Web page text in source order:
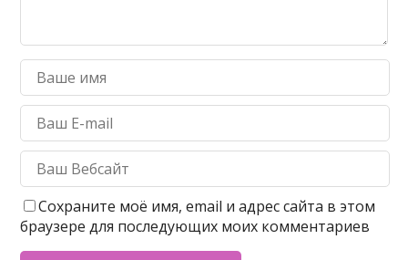
Сохраните моё имя, email и адрес сайта в этом
браузере для последующих моих комментариев